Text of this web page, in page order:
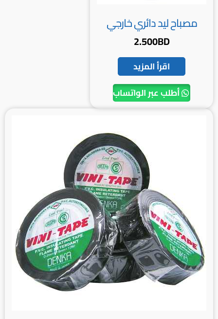
مصباح ليد دائري خارجي
2.500BD
اقرأ المزيد
أطلب عبر الواتساب